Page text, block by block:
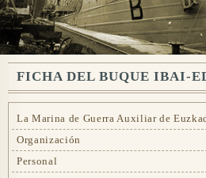
FICHA DEL BUQUE IBAI-
La Marina de Guerra Auxiliar de
Organización
Personal